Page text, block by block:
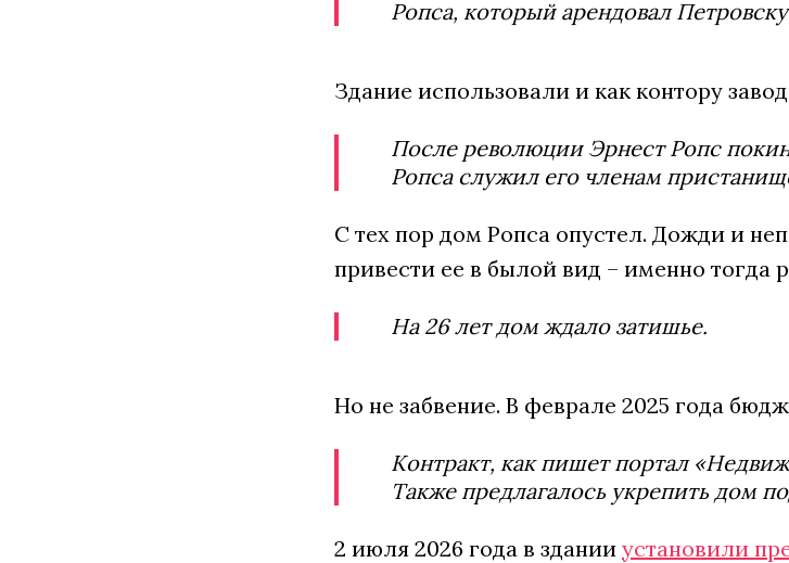
Ропса, который арендовал
Здание использовали и как контору
После революции Эрнест Ропс
Ропса служил его членам
С тех пор дом Ропса опустел. Дожди и
привести ее в былой вид – именно тогда
На 26 лет дом ждало затишье.
Но не забвение. В феврале 2025 года
Контракт, как пишет портал
Также предлагалось укрепить дом
2 июля 2026 года в здании установили